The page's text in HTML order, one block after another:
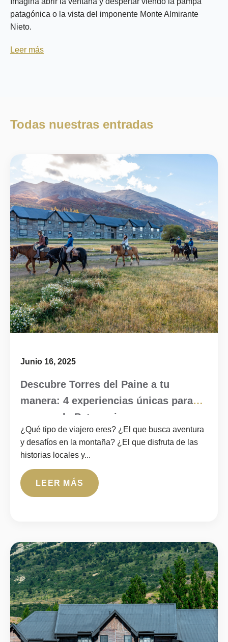
patagónica o la vista del imponente Monte Almirante
Nieto.
Leer más
Todas nuestras entradas
Junio 16, 2025
Descubre Torres del Paine a tu
manera: 4 experiencias únicas para
recorrer la Patagonia
¿Qué tipo de viajero eres? ¿El que busca aventura
y desafíos en la montaña? ¿El que disfruta de las
historias locales y...
LEER MÁS